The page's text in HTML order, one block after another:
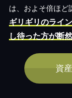
は、およそ倍ほど
ギリギリのライ
し待った方が断
資